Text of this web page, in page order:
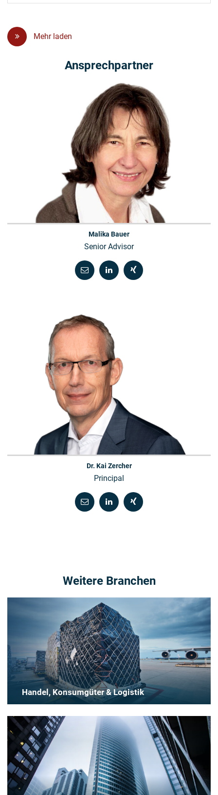
Mehr laden
Ansprechpartner
Malika Bauer
Senior Advisor
Dr. Kai Zercher
Principal
Weitere Branchen
Handel, Konsumgüter & Logistik